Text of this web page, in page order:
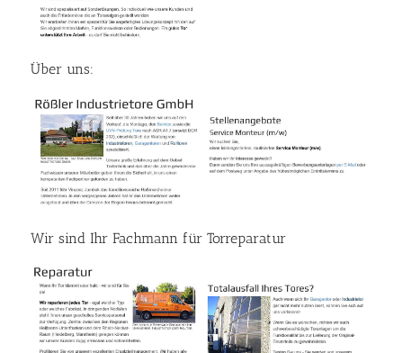
Über uns:
Wir sind Ihr Fachmann für Torreparatur